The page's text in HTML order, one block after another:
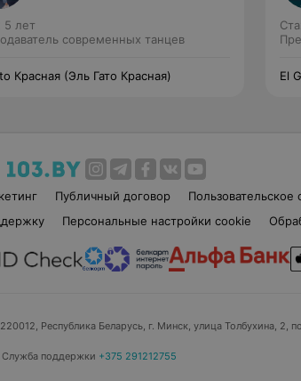
5 лет
современных танцев
Красная (Эль Гато Красная) El
Публичный договор Пользовательское
Персональные настройки cookie
220012, Республика Беларусь, г. Минск, улица Толбухина, 2,
Служба поддержки +375 291212755